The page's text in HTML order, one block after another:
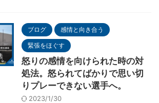
ブログ 感情と向き合う
緊張をほぐす
怒りの感情を向けられた時の対
処法。怒られてばかりで思い切
りプレーできない選手へ。
2023/1/30